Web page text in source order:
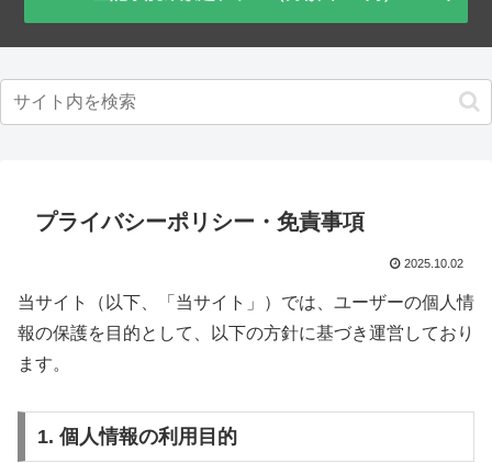
プライバシーポリシー・免責事項
2025.10.02
当サイト（以下、「当サイト」）では、ユーザーの個人情
報の保護を目的として、以下の方針に基づき運営しており
ます。
1. 個人情報の利用目的